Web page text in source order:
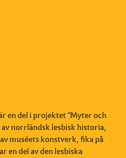
en del i projektet “Myter och
norrländsk lesbisk historia,
muséets konstverk, fika på
en del av den lesbiska